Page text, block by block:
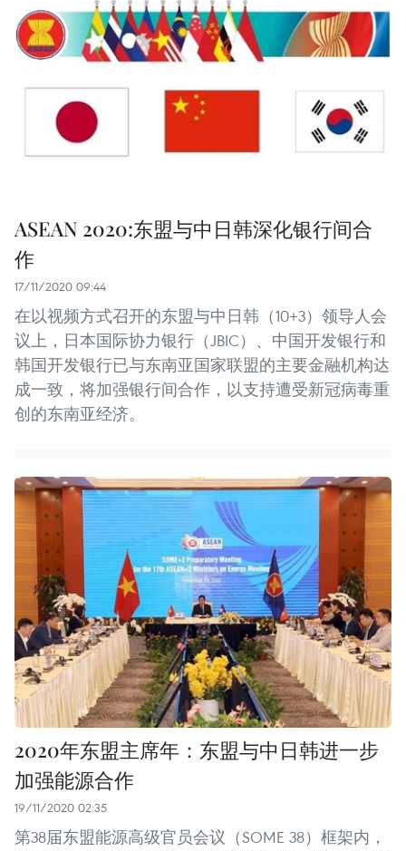
ASEAN 2020:东盟与中日韩深化银行间合
作
17/11/2020 09:44
在以视频方式召开的东盟与中日韩（10+3）领导人会
议上，日本国际协力银行（JBIC）、中国开发银行和
韩国开发银行已与东南亚国家联盟的主要金融机构达
成一致，将加强银行间合作，以支持遭受新冠病毒重
创的东南亚经济。
2020年东盟主席年：东盟与中日韩进一步
加强能源合作
19/11/2020 02:35
第38届东盟能源高级官员会议（SOME 38）框架内，